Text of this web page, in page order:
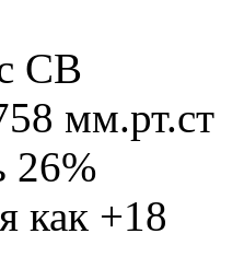
СВ
мм.рт.ст
26%
как +18